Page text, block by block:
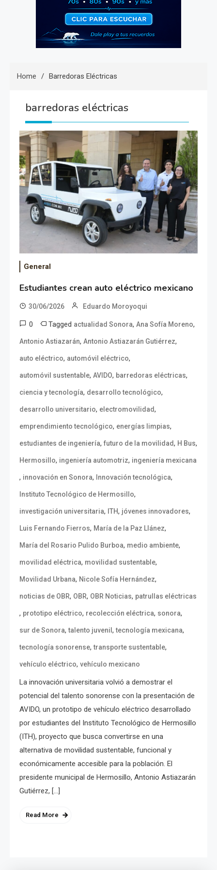
Home Barredoras Eléctricas
barredoras eléctricas
General
Estudiantes crean auto eléctrico mexicano
30/06/2026 Eduardo Moroyoqui
0 Tagged actualidad Sonora, Ana Sofía Moreno,
Antonio Astiazarán, Antonio Astiazarán Gutiérrez,
auto eléctrico, automóvil eléctrico,
automóvil sustentable, AVIDO, barredoras eléctricas,
ciencia y tecnología, desarrollo tecnológico,
desarrollo universitario, electromovilidad,
emprendimiento tecnológico, energías limpias,
estudiantes de ingeniería, futuro de la movilidad, H Bus,
Hermosillo, ingeniería automotriz, ingeniería mexicana
, innovación en Sonora, Innovación tecnológica,
Instituto Tecnológico de Hermosillo,
investigación universitaria, ITH, jóvenes innovadores,
Luis Fernando Fierros, María de la Paz Llánez,
María del Rosario Pulido Burboa, medio ambiente,
movilidad eléctrica, movilidad sustentable,
Movilidad Urbana, Nicole Sofía Hernández,
noticias de OBR, OBR, OBR Noticias, patrullas eléctricas
, prototipo eléctrico, recolección eléctrica, sonora,
sur de Sonora,talento juvenil ,tecnología mexicana,
tecnología sonorense,transporte sustentable,
vehículo eléctrico, vehículo mexicano
La innovación universitaria volvió a demostrar el
potencial del talento sonorense con la presentación de
AVIDO, un prototipo de vehículo eléctrico desarrollado
por estudiantes del Instituto Tecnológico de Hermosillo
(ITH), proyecto que busca convertirse en una
alternativa de movilidad sustentable, funcional y
económicamente accesible para la población. El
presidente municipal de Hermosillo, Antonio Astiazarán
Gutiérrez, […]
Read More